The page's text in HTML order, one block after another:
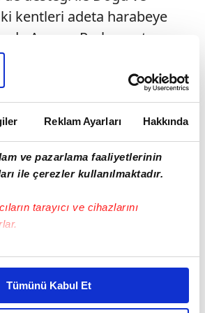
Reklam Ayarları Hakkında
ve pazarlama faaliyetlerinin
ile çerezler kullanılmaktadır.
tarayıcı ve cihazlarını
halinde sizlere özel
yaşatabiliriz. Bunu yaparken
iyi bir reklam deneyimi sunmak
Tümünü Kabul Et
kentleri adeta harabeye
Avrupa Parlamentosu
Kati Piri'yi Sur'a
fazla sivilin öldüğünü